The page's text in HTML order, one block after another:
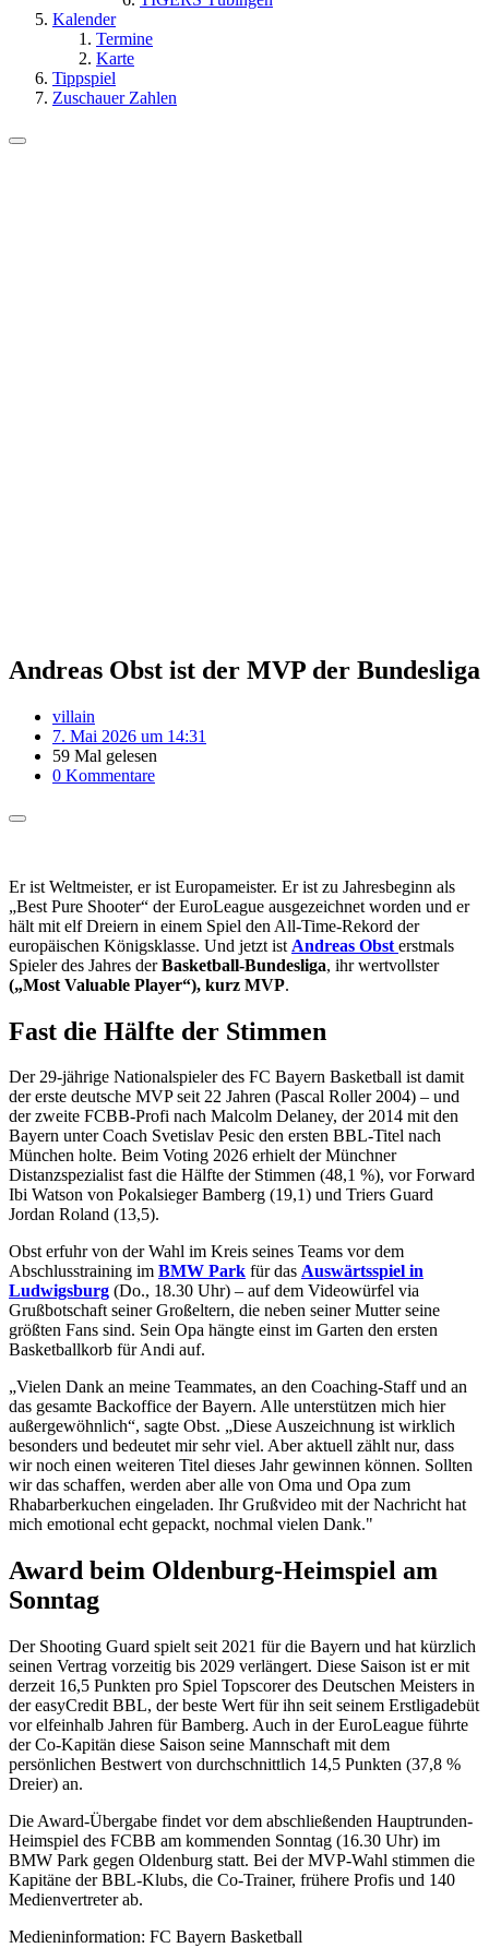
Kalender
Termine
Karte
Tippspiel
Zuschauer Zahlen
Andreas Obst ist der MVP der Bundesliga
villain
7. Mai 2026 um 14:31
59 Mal gelesen
0 Kommentare
Er ist Weltmeister, er ist Europameister. Er ist zu Jahresbeginn als
„Best Pure Shooter“ der EuroLeague ausgezeichnet worden und er
hält mit elf Dreiern in einem Spiel den All-Time-Rekord der
europäischen Königsklasse. Und jetzt ist Andreas Obst erstmals
Spieler des Jahres derBasketball-Bundesliga, ihr wertvollster
(„Most Valuable Player“), kurz MVP.
Fast die Hälfte der Stimmen
Der 29-jährige Nationalspieler des FC Bayern Basketball ist damit
der erste deutsche MVP seit 22 Jahren (Pascal Roller 2004) – und
der zweite FCBB-Profi nach Malcolm Delaney, der 2014 mit den
Bayern unter Coach Svetislav Pesic den ersten BBL-Titel nach
München holte. Beim Voting 2026 erhielt der Münchner
Distanzspezialist fast die Hälfte der Stimmen (48,1 %), vor Forward
Ibi Watson von Pokalsieger Bamberg (19,1) und Triers Guard
Jordan Roland (13,5).
Obst erfuhr von der Wahl im Kreis seines Teams vor dem
Abschlusstraining im BMW Park für das Auswärtsspiel in
Ludwigsburg (Do., 18.30 Uhr) – auf dem Videowürfel via
Grußbotschaft seiner Großeltern, die neben seiner Mutter seine
größten Fans sind. Sein Opa hängte einst im Garten den ersten
Basketballkorb für Andi auf.
„Vielen Dank an meine Teammates, an den Coaching-Staff und an
das gesamte Backoffice der Bayern. Alle unterstützen mich hier
außergewöhnlich“, sagte Obst. „Diese Auszeichnung ist wirklich
besonders und bedeutet mir sehr viel. Aber aktuell zählt nur, dass
wir noch einen weiteren Titel dieses Jahr gewinnen können. Sollten
wir das schaffen, werden aber alle von Oma und Opa zum
Rhabarberkuchen eingeladen. Ihr Grußvideo mit der Nachricht hat
mich emotional echt gepackt, nochmal vielen Dank."
Award beim Oldenburg-Heimspiel am
Sonntag
Der Shooting Guard spielt seit 2021 für die Bayern und hat kürzlich
seinen Vertrag vorzeitig bis 2029 verlängert. Diese Saison ist er mit
derzeit 16,5 Punkten pro Spiel Topscorer des Deutschen Meisters in
der easyCredit BBL, der beste Wert für ihn seit seinem Erstligadebüt
vor elfeinhalb Jahren für Bamberg. Auch in der EuroLeague führte
der Co-Kapitän diese Saison seine Mannschaft mit dem
persönlichen Bestwert von durchschnittlich 14,5 Punkten (37,8 %
Dreier) an.
Die Award-Übergabe findet vor dem abschließenden Hauptrunden-
Heimspiel des FCBB am kommenden Sonntag (16.30 Uhr) im
BMW Park gegen Oldenburg statt. Bei der MVP-Wahl stimmen die
Kapitäne der BBL-Klubs, die Co-Trainer, frühere Profis und 140
Medienvertreter ab.
Medieninformation: FC Bayern Basketball